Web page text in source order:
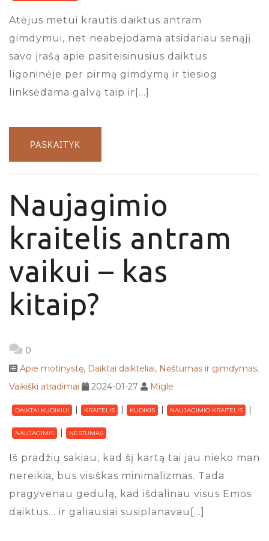
Atėjus metui krautis daiktus antram
gimdymui, net neabejodama atsidariau senąjį
savo įrašą apie pasiteisinusius daiktus
ligoninėje per pirmą gimdymą ir tiesiog
linksėdama galvą taip ir[…]
PASKAITYK
Naujagimio
kraitelis antram
vaikui – kas
kitaip?
0
Apie motinystę, Daiktai daikteliai, Nėštumas ir gimdymas,
Vaikiški atradimai
2024-01-27 Migle
DAIKTAI KUDIKIUI KRAITELIS KUDIKIS NAUJAGIMIO KRAITELIS
NAUJAGIMIS NESTUMAS
Iš pradžių sakiau, kad šį kartą tai jau nieko man
nereikia, bus visiškas minimalizmas. Tada
pragyvenau gedulą, kad išdalinau visus Emos
daiktus… ir galiausiai susiplanavau[…]